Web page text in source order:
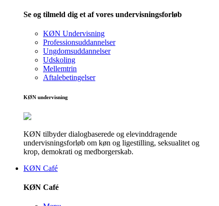
Se og tilmeld dig et af vores undervisningsforløb
KØN Undervisning
Professionsuddannelser
Ungdomsuddannelser
Udskoling
Mellemtrin
Aftalebetingelser
KØN undervisning
KØN tilbyder dialogbaserede og elevinddragende
undervisningsforløb om køn og ligestilling, seksualitet og
krop, demokrati og medborgerskab.
KØN Café
KØN Café